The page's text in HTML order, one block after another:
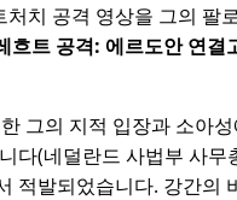
치 공격 영상을 그의 팔
흐트 공격: 에르도안 연결
그의 지적 입장과 소아
다(네덜란드 사법부 사무
적발되었습니다. 강간의